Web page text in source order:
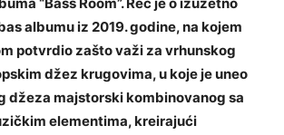
albumu iz 2019. godine, na kojem
potvrdio zašto važi za vrhunskog
džez krugovima, u koje je uneo
džeza majstorski kombinovanog sa
elementima, kreirajući